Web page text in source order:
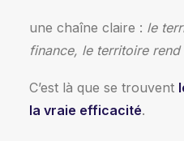
une chaîne claire : le
finance, le territoire
C’est là que se trouvent
la vraie efficacité.